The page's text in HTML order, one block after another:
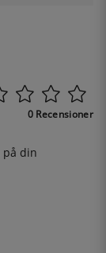
0 Recensioner
på din